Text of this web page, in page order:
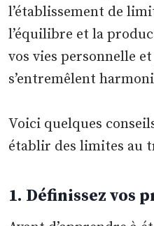
l’établissement de
l’équilibre et la
vos vies personnelle
s’entremêlent
Voici quelques
établir des limites au
1. Définissez vos